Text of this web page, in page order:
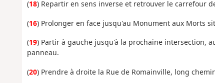
(18) Repartir en sens inverse et retrouver le carrefour
(16) Prolonger en face jusqu'au Monument aux Morts
(19) Partir à gauche jusqu'à la prochaine intersection,
panneau.
(20) Prendre à droite la Rue de Romainville, long